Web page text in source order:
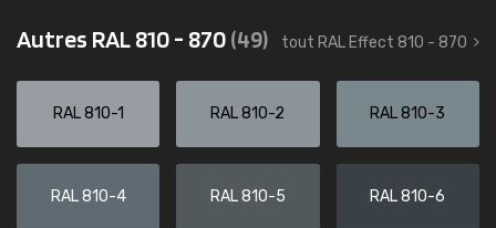
Autres RAL 810 - 870(49) tout RAL Effect 810 - 870
RAL 810-1 RAL 810-2 RAL 810-3
RAL 810-4 RAL 810-5 RAL 810-6